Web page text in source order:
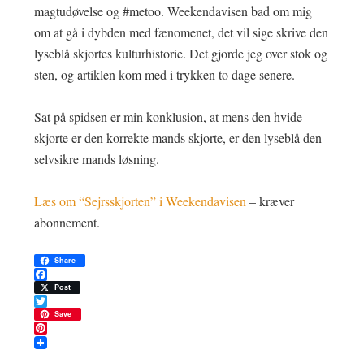
magtudøvelse og #metoo. Weekendavisen bad om mig
om at gå i dybden med fænomenet, det vil sige skrive den
lyseblå skjortes kulturhistorie. Det gjorde jeg over stok og
sten, og artiklen kom med i trykken to dage senere.
Sat på spidsen er min konklusion, at mens den hvide
skjorte er den korrekte mands skjorte, er den lyseblå den
selvsikre mands løsning.
Læs om “Sejrsskjorten” i Weekendavisen – kræver
abonnement.
Share
Facebook
Post
Twitter
Save
Pinterest